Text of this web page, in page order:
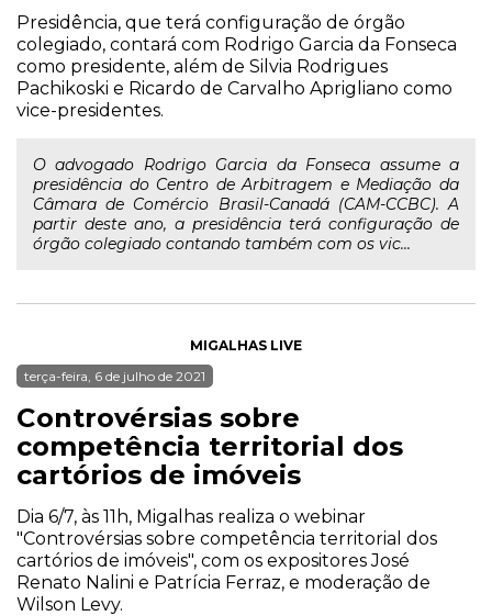
Presidência, que terá configuração de órgão
colegiado, contará com Rodrigo Garcia da Fonseca
como presidente, além de Silvia Rodrigues
Pachikoski e Ricardo de Carvalho Aprigliano como
vice-presidentes.
O advogado Rodrigo Garcia da Fonseca assume a
presidência do Centro de Arbitragem e Mediação da
Câmara de Comércio Brasil-Canadá (CAM-CCBC). A
partir deste ano, a presidência terá configuração de
órgão colegiado contando também com os vic...
MIGALHAS LIVE
terça-feira, 6 de julho de 2021
Controvérsias sobre
competência territorial dos
cartórios de imóveis
Dia 6/7, às 11h, Migalhas realiza o webinar
"Controvérsias sobre competência territorial dos
cartórios de imóveis", com os expositores José
Renato Nalini e Patrícia Ferraz, e moderação de
Wilson Levy.